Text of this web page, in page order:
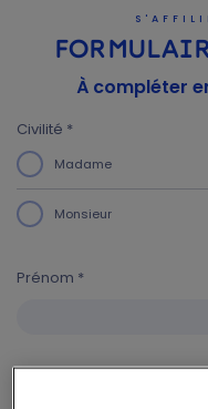
À compléter
Civilité *
Madame
Monsieur
Prénom *